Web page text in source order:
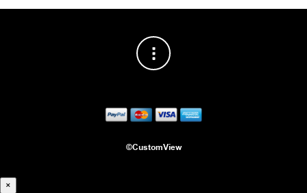
©CustomView
×